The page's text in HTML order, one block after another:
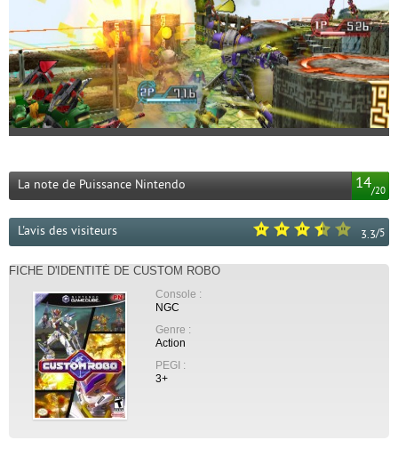
14/20
La note de Puissance Nintendo
3.3/5
L'avis des visiteurs
FICHE D'IDENTITÉ DE CUSTOM ROBO
Console :
NGC
Genre :
Action
PEGI :
3+